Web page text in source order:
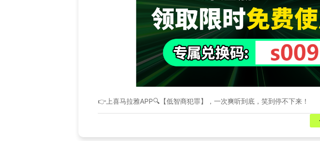
👉上喜马拉雅APP🔍【低智商犯罪】，一次爽听到底，笑到停不下来！